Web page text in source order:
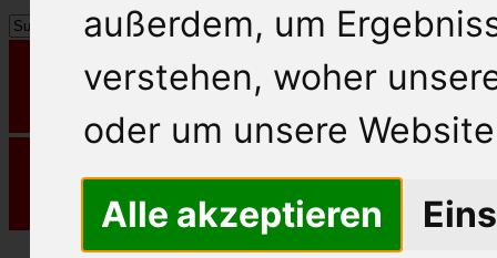
außerdem, um
verstehen, woher
oder um unsere
Alle akzeptieren